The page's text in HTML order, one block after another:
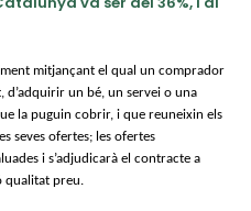
mitjançant el qual un comprador
d’adquirir un bé, un servei o una
la puguin cobrir, i que reuneixin els
seves ofertes; les ofertes
i s’adjudicarà el contracte a
qualitat preu.